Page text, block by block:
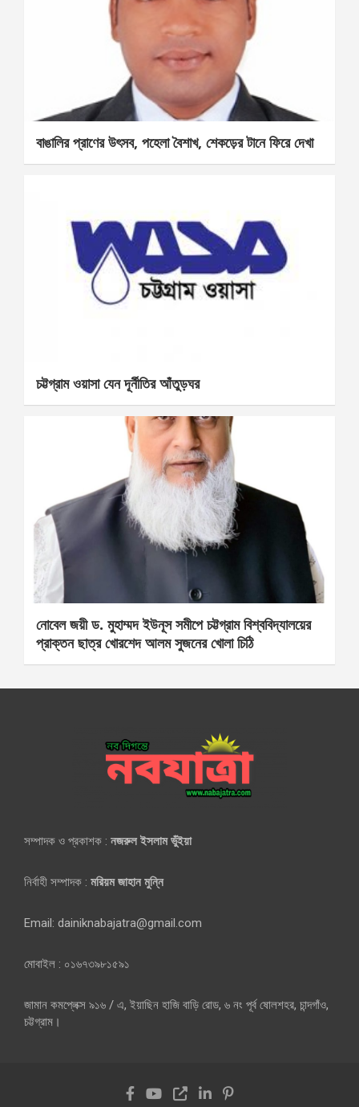
বাঙালির প্রাণের উৎসব, পহেলা বৈশাখ, শেকড়ের টানে ফিরে দেখা
চট্টগ্রাম ওয়াসা যেন দূর্নীতির আঁতুড়ঘর
নোবেল জয়ী ড. মুহাম্মদ ইউনূস সমীপে চট্টগ্রাম বিশ্ববিদ্যালয়ের
প্রাক্তন ছাত্র খোরশেদ আলম সুজনের খোলা চিঠি
সম্পাদক ও প্রকাশক : নজরুল ইসলাম ভুঁইয়া
নির্বাহী সম্পাদক : মরিয়ম জাহান মুন্নি
Email: dainiknabajatra@gmail.com
মোবাইল : ০১৬৭৩৯৮১৫৯১
জামান কমপ্লেক্স ৯১৬ / এ, ইয়াছিন হাজি বাড়ি রোড, ৬ নং পূর্ব ষোলশহর, চান্দগাঁও,
চট্টগ্রাম।